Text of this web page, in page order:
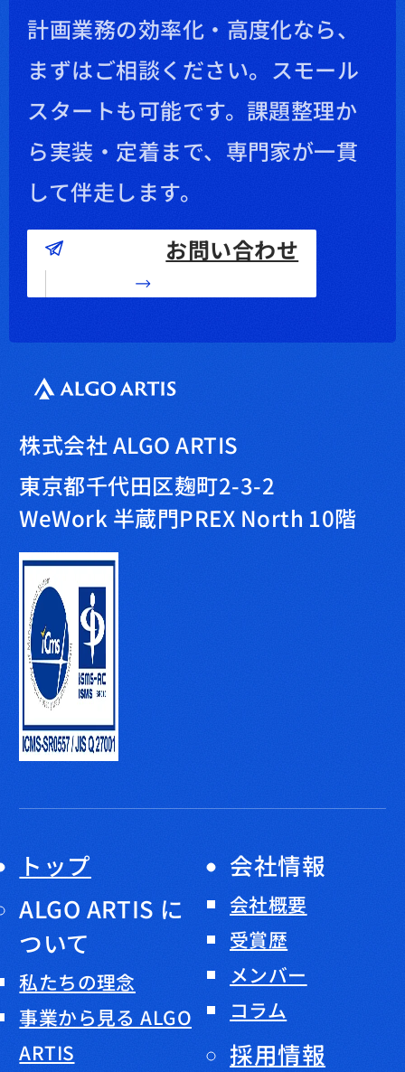
計画業務の効率化・高度化なら、
まずはご相談ください。 スモール
スタートも可能です。課題整理か
ら実装・定着まで、専門家が一貫
して伴走します。
お問い合わせ
株式会社 ALGO ARTIS
東京都千代田区麹町2-3-2
WeWork 半蔵門PREX North 10階
トップ
ALGO ARTIS に
ついて
私たちの理念
事業から見る ALGO
ARTIS
会社情報
会社概要
受賞歴
メンバー
コラム
採用情報